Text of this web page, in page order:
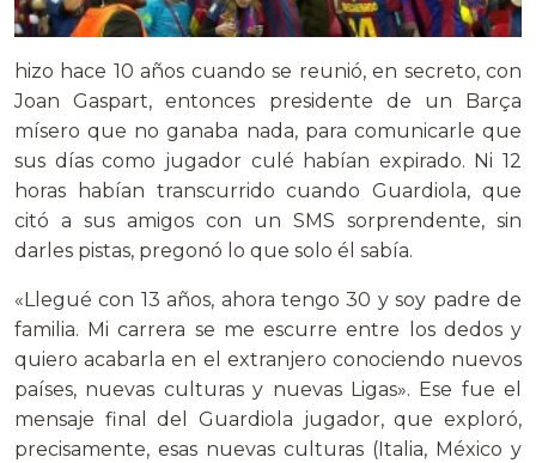
hizo hace 10 años cuando se reunió, en secreto, con
Joan Gaspart, entonces presidente de un Barça
mísero que no ganaba nada, para comunicarle que
sus días como jugador culé habían expirado. Ni 12
horas habían transcurrido cuando Guardiola, que
citó a sus amigos con un SMS sorprendente, sin
darles pistas, pregonó lo que solo él sabía.
«Llegué con 13 años, ahora tengo 30 y soy padre de
familia. Mi carrera se me escurre entre los dedos y
quiero acabarla en el extranjero conociendo nuevos
países, nuevas culturas y nuevas Ligas». Ese fue el
mensaje final del Guardiola jugador, que exploró,
precisamente, esas nuevas culturas (Italia, México y